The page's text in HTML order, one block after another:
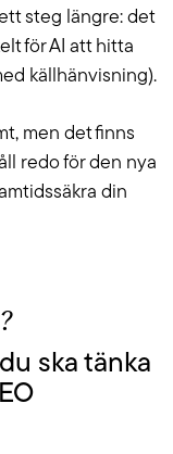
steg längre: det
för AI att hitta
källhänvisning).
men det finns
redo för den nya
din
ska tänka